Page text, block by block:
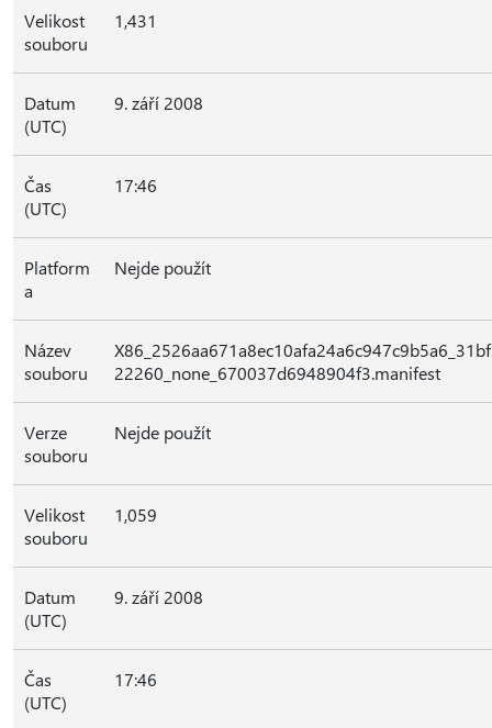
Velikost
souboru
1,431
Datum
(UTC)
9. září 2008
Čas
(UTC)
17:46
Platform
a
Nejde použít
Název
souboru
22260_none_670037d6948904f3.manifest
Verze
souboru
Nejde použít
Velikost
souboru
1,059
Datum
(UTC)
9. září 2008
Čas
(UTC)
17:46